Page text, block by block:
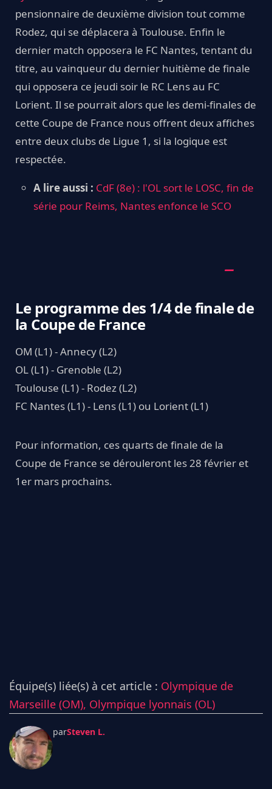
pensionnaire de deuxième division tout comme
Rodez, qui se déplacera à Toulouse. Enfin le
dernier match opposera le FC Nantes, tentant du
titre, au vainqueur du dernier huitième de finale
qui opposera ce jeudi soir le RC Lens au FC
Lorient. Il se pourrait alors que les demi-finales de
cette Coupe de France nous offrent deux affiches
entre deux clubs de Ligue 1, si la logique est
respectée.
A lire aussi : CdF (8e) : l'OL sort le LOSC, fin de
série pour Reims, Nantes enfonce le SCO
Le programme des 1/4 de finale de
la Coupe de France
OM (L1) - Annecy (L2)
OL (L1) - Grenoble (L2)
Toulouse (L1) - Rodez (L2)
FC Nantes (L1) - Lens (L1) ou Lorient (L1)
Pour information, ces quarts de finale de la
Coupe de France se dérouleront les 28 février et
1er mars prochains.
Équipe(s) liée(s) à cet article : Olympique de
Marseille (OM), Olympique lyonnais (OL)
parSteven L.